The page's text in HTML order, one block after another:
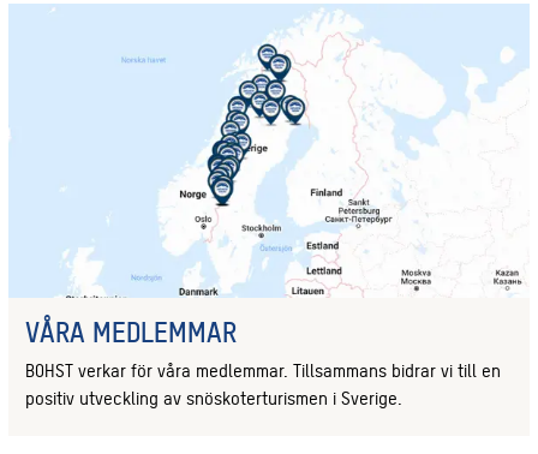
VÅRA MEDLEMMAR
BOHST verkar för våra medlemmar. Tillsammans bidrar vi till en
positiv utveckling av snöskoterturismen i Sverige.